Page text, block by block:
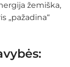
žemiška,
„pažadina“